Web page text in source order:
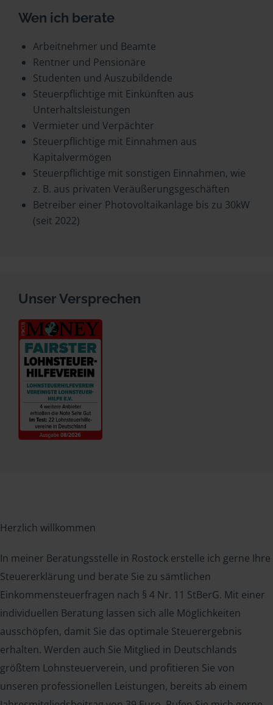
Wen ich berate
Arbeitnehmer und Beamte
Rentner und Pensionäre
Studenten und Auszubildende
Steuerpflichtige mit Einkünften aus
Unterhaltsleistungen
Vermieter und Verpächter
Steuerpflichtige mit Einnahmen aus
Kapitalvermögen
Steuerpflichtige mit sonstigen Einnahmen, wie
z. B. aus privaten Veräußerungsgeschäften
Betreiber einer Photovoltaikanlage bis zu 30kW
(seit 2022)
Unser Versprechen
Herzlich willkommen
In meiner Beratungsstelle in Rostock erstelle ich gerne Ihre
Steuererklärung und berate Sie zu sämtlichen
Einkommensteuerfragen nach § 4 Nr. 11 StBerG. Mit einer
individuellen Beratung lassen sich alle Möglichkeiten
ausschöpfen, damit Sie das optimale Steuerergebnis
erhalten. Werden auch Sie Mitglied in Deutschlands
größtem Lohnsteuerverein, und profitieren Sie von
unseren professionellen Leistungen, bereits ab einem